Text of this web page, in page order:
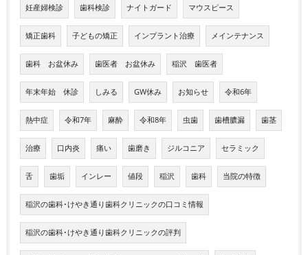
妊産婦検診 歯科検診 ナイトガード マウスピース
矯正歯科 子どもの矯正 インプラント治療 メインテナンス
歯科 お盆休み 歯医者 お盆休み 稲沢 歯医者
年末年始 休診 しみる GW休み お知らせ 令和6年
熱中症 令和7年 麻酔 令和8年 虫歯 歯槽膿漏 歯茎
治療 口内炎 痛い 歯磨き ジルコニア セラミック
舌 歯垢 インレー 値段 稲沢 歯科 当院の特徴
稲沢の歯科･けやき通り歯科クリニックの口コミ情報
稲沢の歯科･けやき通り歯科クリニックの評判